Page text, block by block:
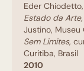
Eder Chiodetto,
Estado da Arte,
Justino, Museu
Sem Limites,
Curitiba, Brasil
2010